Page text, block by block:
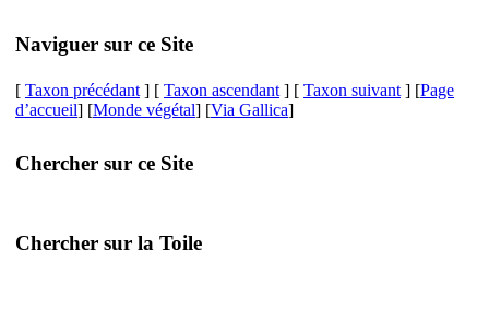
Naviguer sur ce Site
[ Taxon précédant ] [ Taxon ascendant ] [ Taxon suivant ] [Page
d’accueil] [Monde végétal] [Via Gallica]
Chercher sur ce Site
Chercher sur la Toile